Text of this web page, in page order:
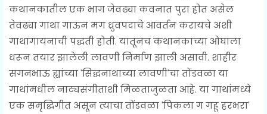
कथानकातील एक भाग जेवढ्या कवनात पुरा होत असेल
तेवढ्या गाथा गाऊन मग ध्रुवपदाचे आवर्तन करायचे अशी
गाथागायनाची पद्धती होती. यातूनच कथानकाच्या ओघाला
धरून तयार झालेली लावणी निर्माण झाली असावी. शाहीर
सगनभाऊ ह्यांच्या 'सिद्धनाथाच्या लावणी'चा तोंडवळा या
गाथांमधील नाट्यसंगीताशी मिळताजुळता आहे. या गाथांमध्ये
एक समृद्धिगीत असून त्याचा तोंडवळा 'पिकला ग गहू हरभरा'